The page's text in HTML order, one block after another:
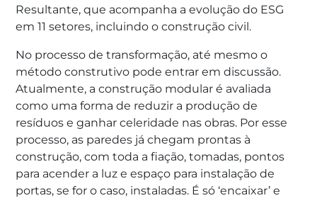
Resultante, que acompanha a evolução do ESG
em 11 setores, incluindo o construção civil.
No processo de transformação, até mesmo o
método construtivo pode entrar em discussão.
Atualmente, a construção modular é avaliada
como uma forma de reduzir a produção de
resíduos e ganhar celeridade nas obras. Por esse
processo, as paredes já chegam prontas à
construção, com toda a fiação, tomadas, pontos
para acender a luz e espaço para instalação de
portas, se for o caso, instaladas. É só ‘encaixar’ e